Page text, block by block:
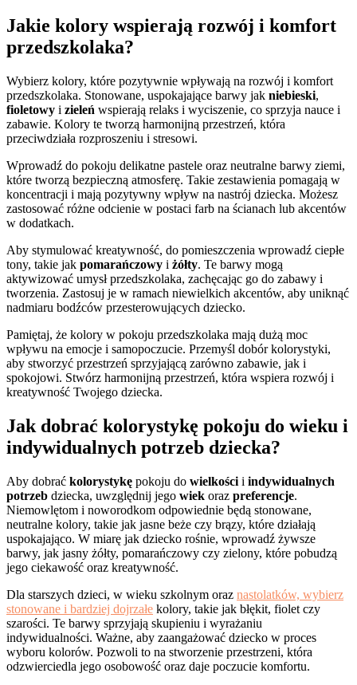
Jakie kolory wspierają rozwój i komfort
przedszkolaka?
Wybierz kolory, które pozytywnie wpływają na rozwój i komfort
przedszkolaka. Stonowane, uspokajające barwy jak niebieski,
fioletowy i zieleń wspierają relaks i wyciszenie, co sprzyja nauce i
zabawie. Kolory te tworzą harmonijną przestrzeń, która
przeciwdziała rozproszeniu i stresowi.
Wprowadź do pokoju delikatne pastele oraz neutralne barwy ziemi,
które tworzą bezpieczną atmosferę. Takie zestawienia pomagają w
koncentracji i mają pozytywny wpływ na nastrój dziecka. Możesz
zastosować różne odcienie w postaci farb na ścianach lub akcentów
w dodatkach.
Aby stymulować kreatywność, do pomieszczenia wprowadź ciepłe
tony, takie jak pomarańczowy i żółty. Te barwy mogą
aktywizować umysł przedszkolaka, zachęcając go do zabawy i
tworzenia. Zastosuj je w ramach niewielkich akcentów, aby uniknąć
nadmiaru bodźców przesterowujących dziecko.
Pamiętaj, że kolory w pokoju przedszkolaka mają dużą moc
wpływu na emocje i samopoczucie. Przemyśl dobór kolorystyki,
aby stworzyć przestrzeń sprzyjającą zarówno zabawie, jak i
spokojowi. Stwórz harmonijną przestrzeń, która wspiera rozwój i
kreatywność Twojego dziecka.
Jak dobrać kolorystykę pokoju do wieku i
indywidualnych potrzeb dziecka?
Aby dobrać kolorystykę pokoju do wielkości i indywidualnych
potrzeb dziecka, uwzględnij jego wiek oraz preferencje.
Niemowlętom i noworodkom odpowiednie będą stonowane,
neutralne kolory, takie jak jasne beże czy brązy, które działają
uspokajająco. W miarę jak dziecko rośnie, wprowadź żywsze
barwy, jak jasny żółty, pomarańczowy czy zielony, które pobudzą
jego ciekawość oraz kreatywność.
Dla starszych dzieci, w wieku szkolnym oraz nastolatków, wybierz
stonowane i bardziej dojrzałe kolory, takie jak błękit, fiolet czy
szarości. Te barwy sprzyjają skupieniu i wyrażaniu
indywidualności. Ważne, aby zaangażować dziecko w proces
wyboru kolorów. Pozwoli to na stworzenie przestrzeni, która
odzwierciedla jego osobowość oraz daje poczucie komfortu.